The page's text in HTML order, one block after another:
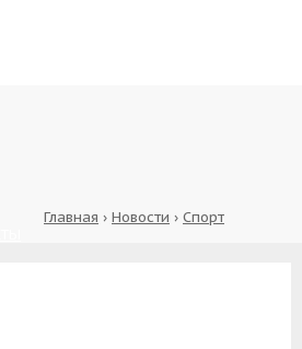
Главная › Новости › Спорт